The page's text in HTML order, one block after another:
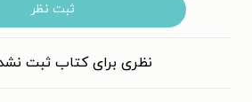
ثبت نظر
نظری برای کتاب ثبت